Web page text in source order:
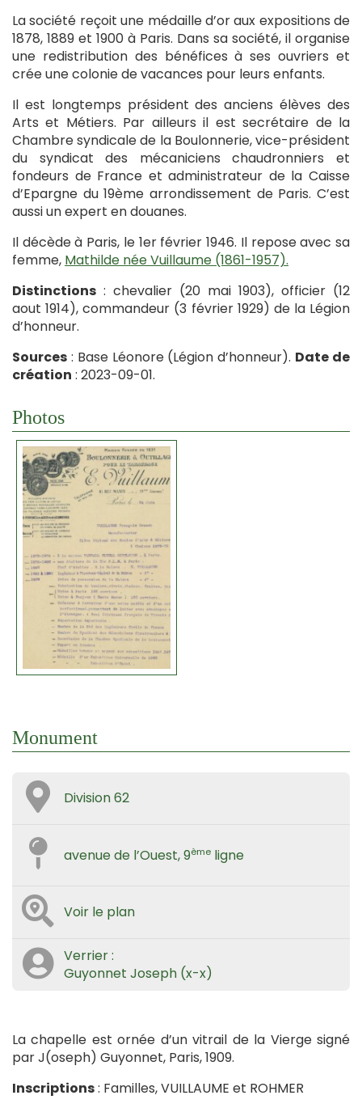
La société reçoit une médaille d’or aux expositions de
1878, 1889 et 1900 à Paris. Dans sa société, il organise
une redistribution des bénéfices à ses ouvriers et
crée une colonie de vacances pour leurs enfants.
Il est longtemps président des anciens élèves des
Arts et Métiers. Par ailleurs il est secrétaire de la
Chambre syndicale de la Boulonnerie, vice-président
du syndicat des mécaniciens chaudronniers et
fondeurs de France et administrateur de la Caisse
d’Epargne du 19ème arrondissement de Paris. C’est
aussi un expert en douanes.
Il décède à Paris, le 1er février 1946. Il repose avec sa
femme, Mathilde née Vuillaume (1861-1957).
Distinctions : chevalier (20 mai 1903), officier (12
aout 1914), commandeur (3 février 1929) de la Légion
d’honneur.
Sources : Base Léonore (Légion d’honneur). Date de
création : 2023-09-01.
Photos
Monument
Division 62
avenue de l’Ouest, 9ème ligne
Voir le plan
Verrier :
Guyonnet Joseph (x-x)
La chapelle est ornée d’un vitrail de la Vierge signé
par J(oseph) Guyonnet, Paris, 1909.
Inscriptions: Familles, VUILLAUME et ROHMER